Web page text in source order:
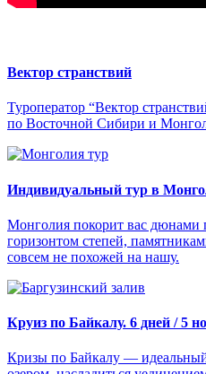
Вектор странствий
Туроператор “Вектор
по Восточной Сибири и
Индивидуальный тур в
Монголия покорит вас дюнами
горизонтом степей,
совсем не похожей на нашу.
Круиз по Байкалу. 6 дней / 5
Кризы по Байкалу — идеальный